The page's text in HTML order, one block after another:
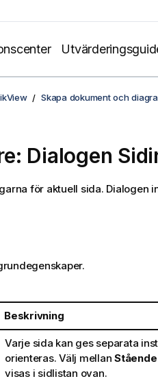
Skapa dokument och
Dialogen
för aktuell sida. Dialogen
Beskrivning
Varje sida kan ges separata
orienteras. Välj mellan Stående
visas i sidlistan ovan.